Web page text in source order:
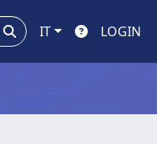
IT LOGIN